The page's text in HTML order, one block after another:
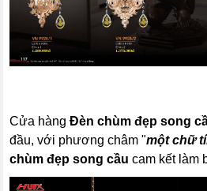
Cửa hàngĐèn chùm đẹpsong
đầu, với phương châm "một chữ
chùm đẹpsong cầucam kết làm